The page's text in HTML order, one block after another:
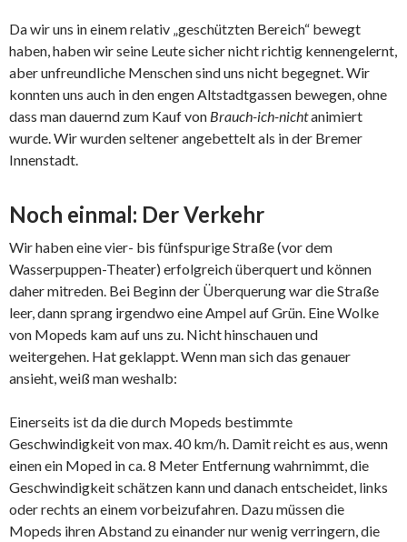
Da wir uns in einem relativ „geschützten Bereich“ bewegt
haben, haben wir seine Leute sicher nicht richtig kennengelernt,
aber unfreundliche Menschen sind uns nicht begegnet. Wir
konnten uns auch in den engen Altstadtgassen bewegen, ohne
dass man dauernd zum Kauf von Brauch-ich-nichtanimiert
wurde. Wir wurden seltener angebettelt als in der Bremer
Innenstadt.
Noch einmal: Der Verkehr
Wir haben eine vier- bis fünfspurige Straße (vor dem
Wasserpuppen-Theater) erfolgreich überquert und können
daher mitreden. Bei Beginn der Überquerung war die Straße
leer, dann sprang irgendwo eine Ampel auf Grün. Eine Wolke
von Mopeds kam auf uns zu. Nicht hinschauen und
weitergehen. Hat geklappt. Wenn man sich das genauer
ansieht, weiß man weshalb:
Einerseits ist da die durch Mopeds bestimmte
Geschwindigkeit von max. 40 km/h. Damit reicht es aus, wenn
einen ein Moped in ca. 8 Meter Entfernung wahrnimmt, die
Geschwindigkeit schätzen kann und danach entscheidet, links
oder rechts an einem vorbeizufahren. Dazu müssen die
Mopeds ihren Abstand zu einander nur wenig verringern, die